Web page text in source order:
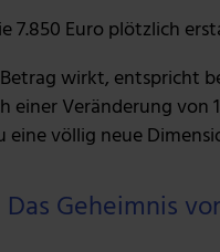
7.850 Euro plötzlich
wirkt, entspricht
Veränderung von
völlig neue
Geheimnis